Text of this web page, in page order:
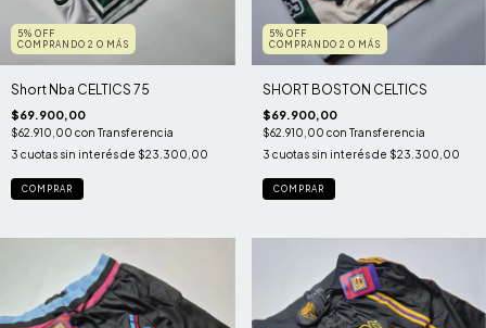
5% OFF
COMPRANDO 2 O MÁS
Short Nba CELTICS 75
$69.900,00
$62.910,00 con Transferencia
3 cuotas sin interés de $23.300,00
COMPRAR
5% OFF
COMPRANDO 2 O MÁS
SHORT BOSTON CELTICS
$69.900,00
$62.910,00 con Transferencia
3 cuotas sin interés de $23.300,00
COMPRAR